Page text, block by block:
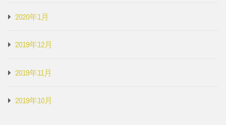
2020年1月
2019年12月
2019年11月
2019年10月